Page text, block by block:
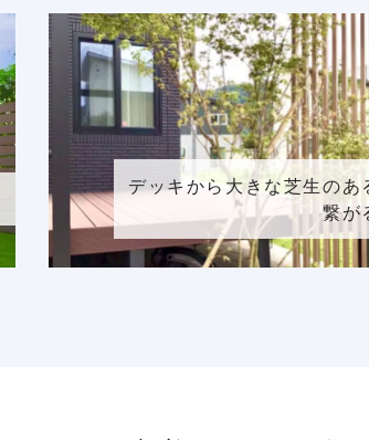
デッキから大きな芝生のあ
繋が